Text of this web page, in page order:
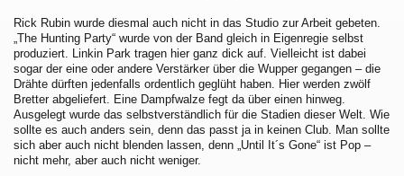
Rick Rubin wurde diesmal auch nicht in das Studio zur Arbeit gebeten.
„The Hunting Party“ wurde von der Band gleich in Eigenregie selbst
produziert. Linkin Park tragen hier ganz dick auf. Vielleicht ist dabei
sogar der eine oder andere Verstärker über die Wupper gegangen – die
Drähte dürften jedenfalls ordentlich geglüht haben. Hier werden zwölf
Bretter abgeliefert. Eine Dampfwalze fegt da über einen hinweg.
Ausgelegt wurde das selbstverständlich für die Stadien dieser Welt. Wie
sollte es auch anders sein, denn das passt ja in keinen Club. Man sollte
sich aber auch nicht blenden lassen, denn „Until It´s Gone“ ist Pop –
nicht mehr, aber auch nicht weniger.